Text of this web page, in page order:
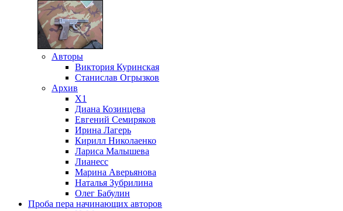
Авторы
Виктория Куринская
Станислав Огрызков
Архив
X1
Диана Козинцева
Евгений Семиряков
Ирина Лагерь
Кирилл Николаенко
Лариса Малышева
Лианесс
Марина Аверьянова
Наталья Зубрилина
Олег Бабулин
Проба пера начинающих авторов